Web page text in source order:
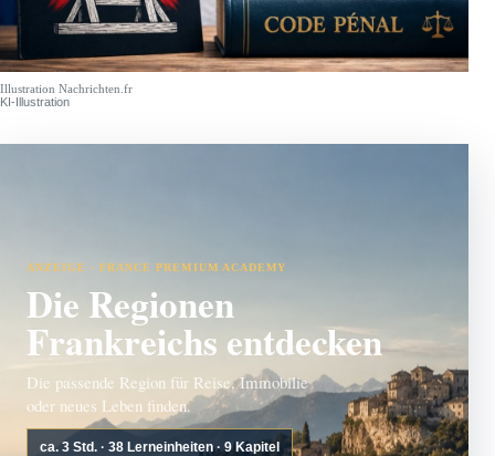
Illustration Nachrichten.fr
KI-Illustration
ANZEIGE · FRANCE PREMIUM ACADEMY
Die Regionen
Frankreichs entdecken
Die passende Region für Reise, Immobilie
oder neues Leben finden.
ca. 3 Std. · 38 Lerneinheiten · 9 Kapitel